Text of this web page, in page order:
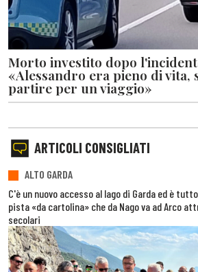
Morto investito dopo
«Alessandro era pieno di vita,
partire per un viaggio»
ARTICOLI CONSIGLIATI
ALTO GARDA
C'è un nuovo accesso al lago di Garda ed è
pista «da cartolina» che da Nago va ad Arco
secolari